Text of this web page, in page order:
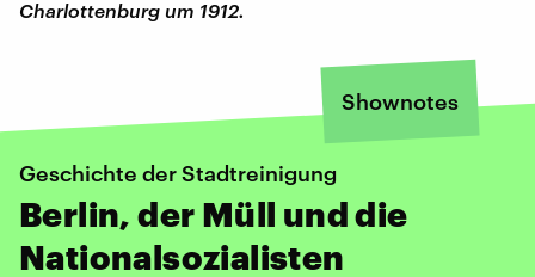
Charlottenburg um 1912.
Shownotes
Geschichte der Stadtreinigung
Berlin, der Müll und die
Nationalsozialisten